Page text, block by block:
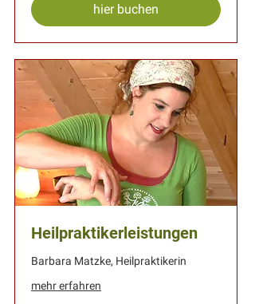
hier buchen
Heilpraktikerleistungen
Barbara Matzke, Heilpraktikerin
mehr erfahren